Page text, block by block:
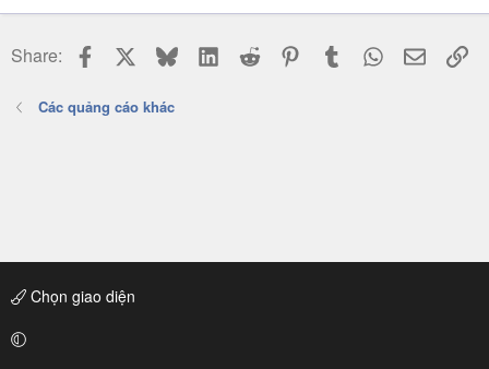
Share: Facebook BlueskyLinkedIn
Reddit PinterestTumblr WhatsApp
Email
Các quảng cáo khác
Chọn giao diện